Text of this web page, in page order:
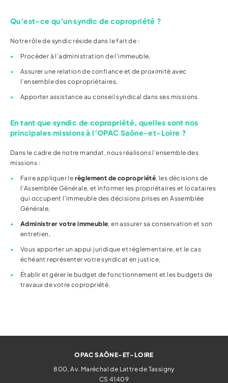
Qu’est-ce qu’un syndic de copropriété ?
Notre rôle de syndic réside dans le fait de :
Procéder à l’administration de l’immeuble,
Assurer une relation de confiance et de proximité avec
l’ensemble des copropriétaires,
Apporter assistance au conseil syndical dans ses missions.
En tant que syndic de copropriété, quelles sont nos
principales missions à l’OPAC Saône-et-Loire ?
Dans le cadre de notre mandat, nous réalisons l’ensemble des
missions :
Faire appliquer le règlement de copropriété, les décisions de
l’Assemblée Générale, et informer les propriétaires et locataires
qui occupent l’immeuble des décisions prises en Assemblée
Générale,
Administrer votre immeuble, en assurer sa conservation et son
entretien,
Vous apporter un appui juridique et réglementaire, et le cas
échéant représenter votre syndicat en justice,
Établir et gérer le budget de fonctionnement et les budgets de
travaux de votre copropriété.
OPAC SAÔNE-ET-LOIRE
800, Av. Maréchal de Lattre de Tassigny
CS 41409